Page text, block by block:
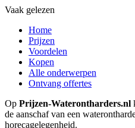
Vaak gelezen
Home
Prijzen
Voordelen
Kopen
Alle onderwerpen
Ontvang offertes
Op Prijzen-Waterontharders.nl
de aanschaf van een
horecagelegenheid.